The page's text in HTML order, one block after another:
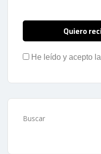
He leído y acepto la
Buscar